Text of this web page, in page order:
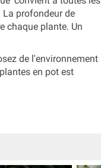
profondeur de
chaque plante. Un
de l'environnement
en pot est